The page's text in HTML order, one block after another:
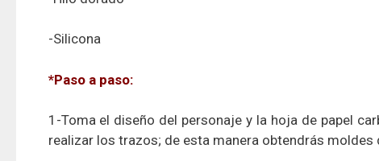
-Silicona
*Paso a paso:
1-Toma el diseño del personaje y la hoja de papel
realizar los trazos; de esta manera obtendrás